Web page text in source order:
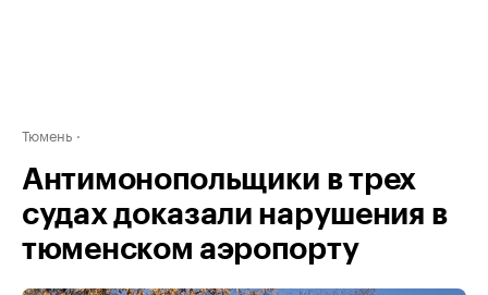
Тюмень
Антимонопольщики в трех
судах доказали нарушения в
тюменском аэропорту